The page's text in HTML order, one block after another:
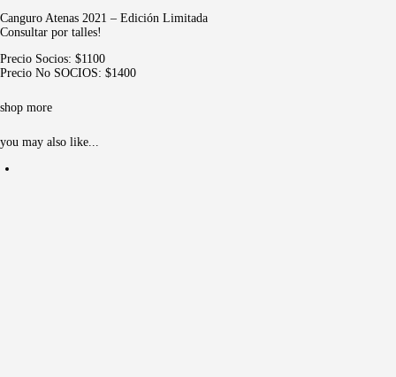
Canguro Atenas 2021 – Edición Limitada
Consultar por talles!
Precio Socios: $1100
Precio No SOCIOS: $1400
shop more
you may also like...